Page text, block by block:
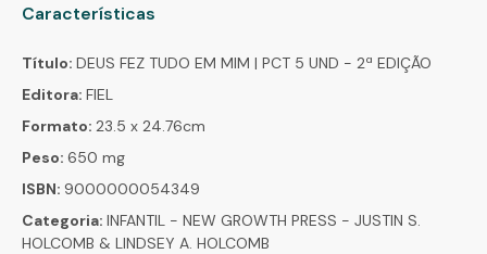
Características
Título: DEUS FEZ TUDO EM MIM | PCT 5 UND - 2ª EDIÇÃO
Editora: FIEL
Formato: 23.5 x 24.76cm
Peso: 650 mg
ISBN: 9000000054349
Categoria: INFANTIL - NEW GROWTH PRESS - JUSTIN S.
HOLCOMB & LINDSEY A. HOLCOMB